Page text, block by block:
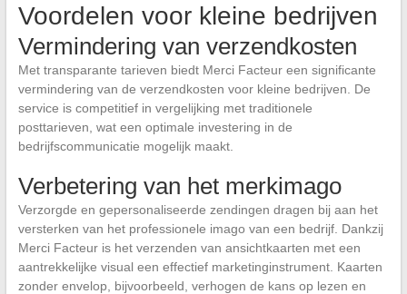
Voordelen voor kleine bedrijven
Vermindering van verzendkosten
Met transparante tarieven biedt Merci Facteur een significante
vermindering van de verzendkosten voor kleine bedrijven. De
service is competitief in vergelijking met traditionele
posttarieven, wat een optimale investering in de
bedrijfscommunicatie mogelijk maakt.
Verbetering van het merkimago
Verzorgde en gepersonaliseerde zendingen dragen bij aan het
versterken van het professionele imago van een bedrijf. Dankzij
Merci Facteur is het verzenden van ansichtkaarten met een
aantrekkelijke visual een effectief marketinginstrument. Kaarten
zonder envelop, bijvoorbeeld, verhogen de kans op lezen en